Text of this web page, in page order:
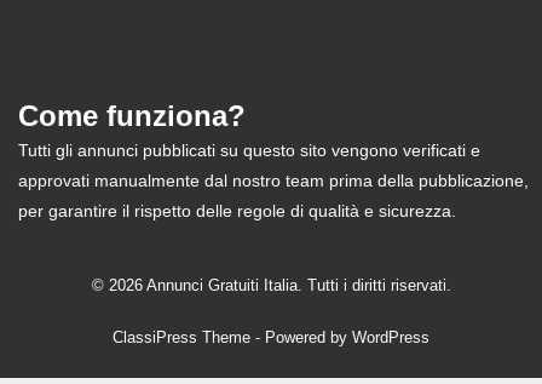
Come funziona?
Tutti gli annunci pubblicati su questo sito vengono verificati e
approvati manualmente dal nostro team prima della pubblicazione,
per garantire il rispetto delle regole di qualità e sicurezza.
© 2026 Annunci Gratuiti Italia. Tutti i diritti riservati.
ClassiPress Theme - Powered by WordPress